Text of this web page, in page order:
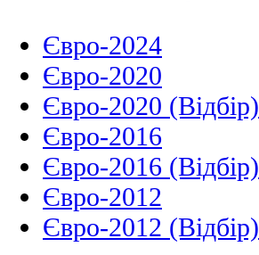
Євро-2024
Євро-2020
Євро-2020 (Відбір)
Євро-2016
Євро-2016 (Відбір)
Євро-2012
Євро-2012 (Відбір)